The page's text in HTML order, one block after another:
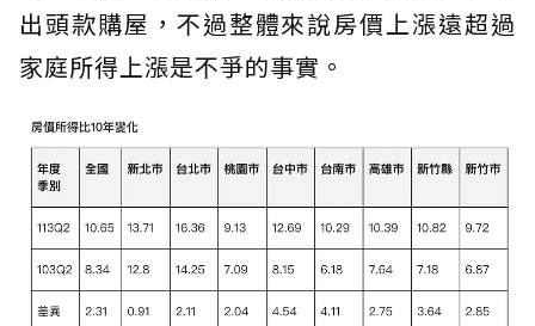
出頭款購屋，不過整體來說房價上漲遠超過
家庭所得上漲是不爭的事實。